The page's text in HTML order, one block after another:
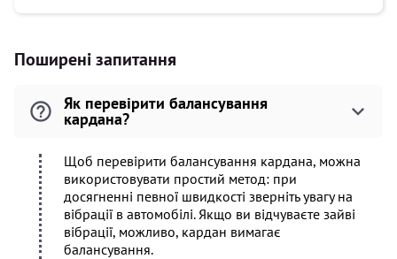
Поширені запитання
Як перевірити балансування
кардана?
Щоб перевірити балансування кардана, можна
використовувати простий метод: при
досягненні певної швидкості зверніть увагу на
вібрації в автомобілі. Якщо ви відчуваєте зайві
вібрації, можливо, кардан вимагає
балансування.